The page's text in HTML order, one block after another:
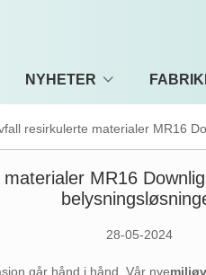
NYHETER
resirkulerte materialer MR16
MR16
28-05-2024
går hånd i hånd. Vår nye